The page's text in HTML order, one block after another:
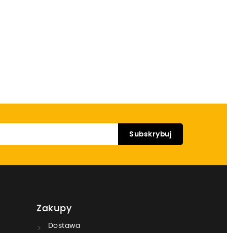
Zakupy
Dostawa